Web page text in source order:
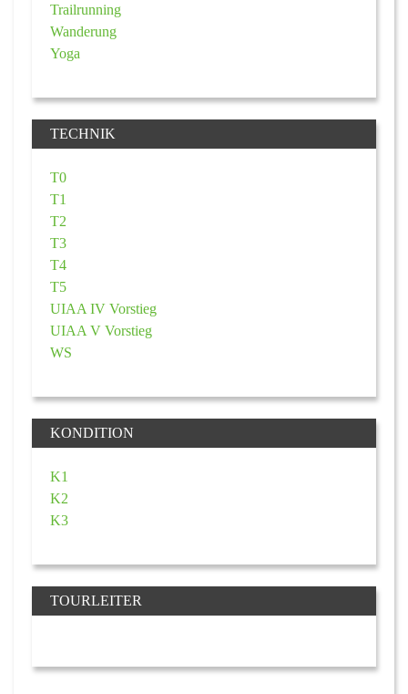
Trailrunning
Wanderung
Yoga
TECHNIK
T0
T1
T2
T3
T4
T5
UIAA IV Vorstieg
UIAA V Vorstieg
WS
KONDITION
K1
K2
K3
TOURLEITER